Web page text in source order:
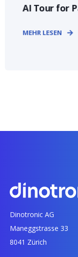
AI Tour for
MEHR LESEN
Dinotronic AG
Maneggstrasse 33
8041 Zürich